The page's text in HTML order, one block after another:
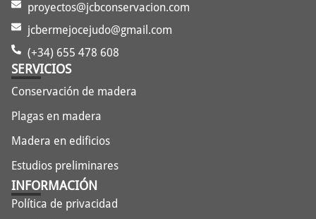
proyectos@jcbconservacion.com
jcbermejocejudo@gmail.com
(+34) 655 478 608
SERVICIOS
Conservación de madera
Plagas en madera
Madera en edificios
Estudios preliminares
INFORMACIÓN
Política de privacidad